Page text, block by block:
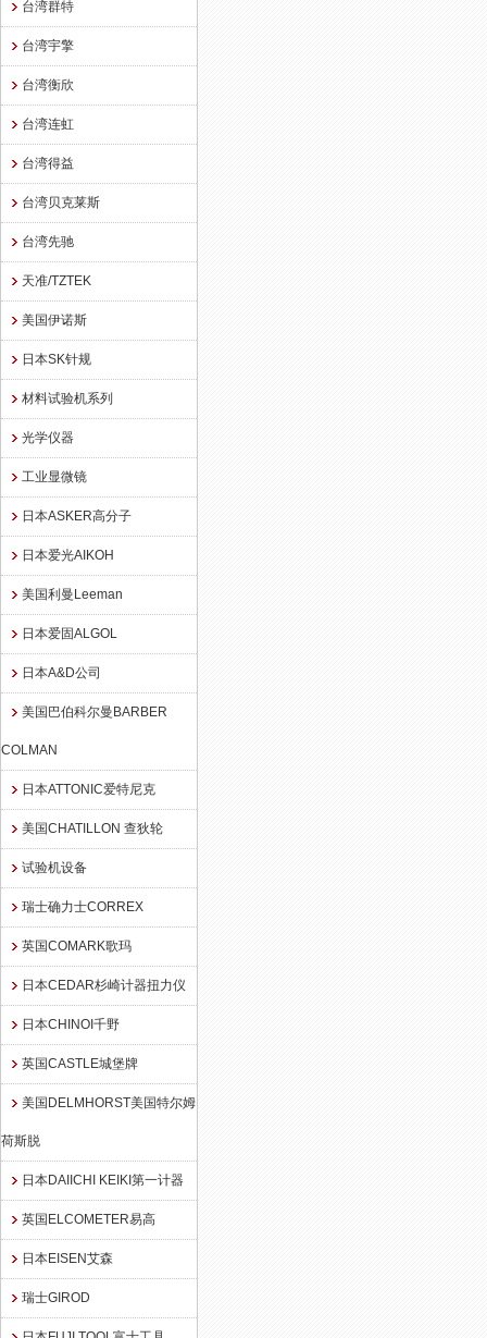
台湾群特
台湾宇擎
台湾衡欣
台湾连虹
台湾得益
台湾贝克莱斯
台湾先驰
天准/TZTEK
美国伊诺斯
日本SK针规
材料试验机系列
光学仪器
工业显微镜
日本ASKER高分子
日本爱光AIKOH
美国利曼Leeman
日本爱固ALGOL
日本A&D公司
美国巴伯科尔曼BARBER
COLMAN
日本ATTONIC爱特尼克
美国CHATILLON 查狄轮
试验机设备
瑞士确力士CORREX
英国COMARK歌玛
日本CEDAR杉崎计器扭力仪
日本CHINOI千野
英国CASTLE城堡牌
美国DELMHORST美国特尔姆
荷斯脱
日本DAIICHI KEIKI第一计器
英国ELCOMETER易高
日本EISEN艾森
瑞士GIROD